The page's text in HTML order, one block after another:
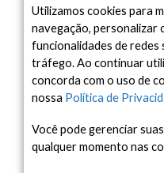
Arquivo
Arquivo
Utilizamos cookies para
navegação, personalizar
funcionalidades de redes
tráfego. Ao continuar
concorda com o uso de
nossa Política de
Você pode gerenciar
qualquer momento nas